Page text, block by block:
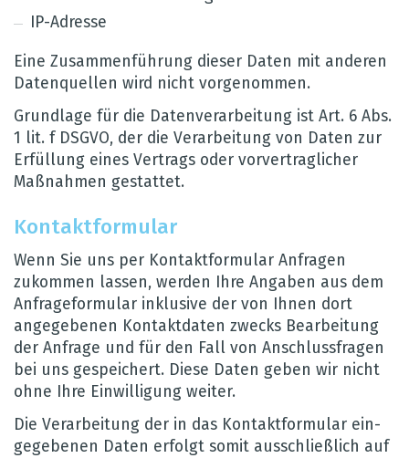
IP-Adresse
Eine Zusam­men­füh­rung die­ser Daten mit ande­ren
Daten­quel­len wird nicht vor­ge­nom­men.
Grund­lage für die Daten­ver­ar­bei­tung ist Art. 6 Abs.
1 lit. f DSGVO, der die Ver­ar­bei­tung von Daten zur
Erfül­lung eines Ver­trags oder vor­ver­trag­li­cher
Maß­nah­men gestat­tet.
Kon­takt­for­mu­lar
Wenn Sie uns per Kon­takt­for­mu­lar Anfra­gen
zukom­men las­sen, wer­den Ihre Anga­ben aus dem
Anfra­ge­for­mu­lar inklu­sive der von Ihnen dort
ange­ge­be­nen Kon­takt­da­ten zwecks Bear­bei­tung
der Anfrage und für den Fall von Anschluss­fra­gen
bei uns gespei­chert. Diese Daten geben wir nicht
ohne Ihre Ein­wil­li­gung wei­ter.
Die Ver­ar­bei­tung der in das Kon­takt­for­mu­lar ein­
ge­ge­be­nen Daten erfolgt somit aus­schlie­ß­lich auf